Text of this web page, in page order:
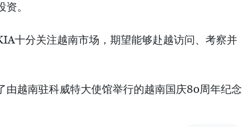
。
十分关注越南市场，期望能够赴越访问、考察并
由越南驻科威特大使馆举行的越南国庆80周年纪念